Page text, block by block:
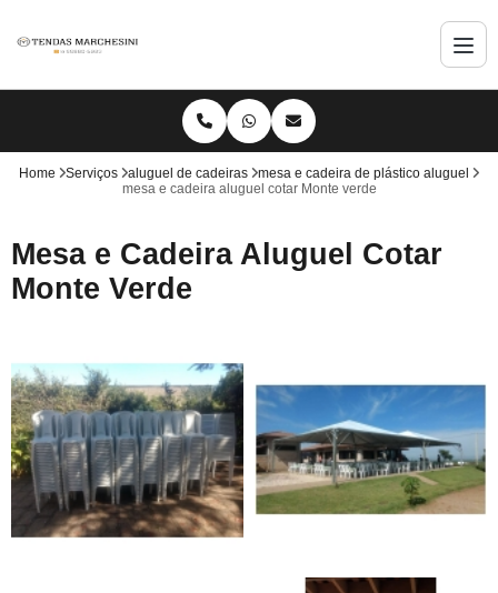
Home Serviços aluguel de cadeiras
mesa e cadeira de plástico aluguel
mesa e cadeira aluguel cotar Monte verde
Mesa e Cadeira Aluguel Cotar
Monte Verde